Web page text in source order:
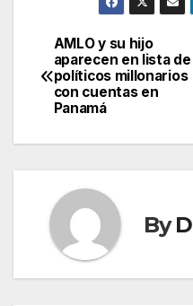
Post
navigation
AMLO y su hijo
aparecen en lista de
políticos millonarios
con cuentas en
Panamá
By